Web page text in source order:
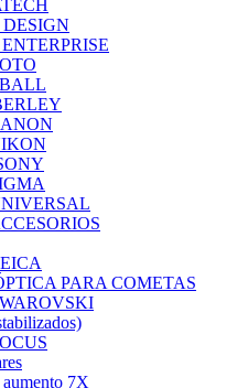
DESIGN
PARA COMETAS
7X